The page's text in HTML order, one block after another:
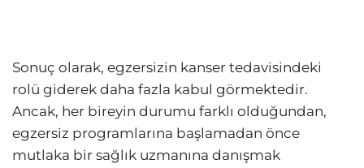
Sonuç olarak, egzersizin kanser tedavisindeki
rolü giderek daha fazla kabul görmektedir.
Ancak, her bireyin durumu farklı olduğundan,
egzersiz programlarına başlamadan önce
mutlaka bir sağlık uzmanına danışmak